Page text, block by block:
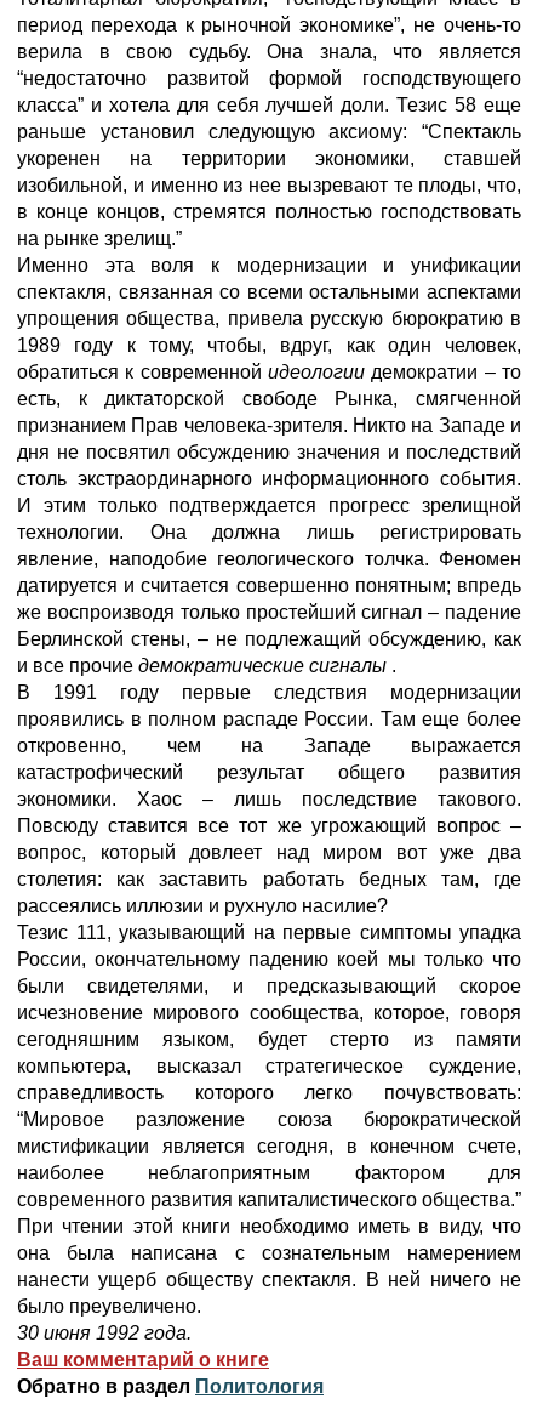
период перехода к рыночной экономике”, не очень-то
верила в свою судьбу. Она знала, что является
“недостаточно развитой формой господствующего
класса” и хотела для себя лучшей доли. Тезис 58 еще
раньше установил следующую аксиому: “Спектакль
укоренен на территории экономики, ставшей
изобильной, и именно из нее вызревают те плоды, что,
в конце концов, стремятся полностью господствовать
на рынке зрелищ.”
Именно эта воля к модернизации и унификации
спектакля, связанная со всеми остальными аспектами
упрощения общества, привела русскую бюрократию в
1989 году к тому, чтобы, вдруг, как один человек,
обратиться к современной идеологии демократии – то
есть, к диктаторской свободе Рынка, смягченной
признанием Прав человека-зрителя. Никто на Западе и
дня не посвятил обсуждению значения и последствий
столь экстраординарного информационного события.
И этим только подтверждается прогресс зрелищной
технологии. Она должна лишь регистрировать
явление, наподобие геологического толчка. Феномен
датируется и считается совершенно понятным; впредь
же воспроизводя только простейший сигнал – падение
Берлинской стены, – не подлежащий обсуждению, как
и все прочие демократические сигналы .
В 1991 году первые следствия модернизации
проявились в полном распаде России. Там еще более
откровенно, чем на Западе выражается
катастрофический результат общего развития
экономики. Хаос – лишь последствие такового.
Повсюду ставится все тот же угрожающий вопрос –
вопрос, который довлеет над миром вот уже два
столетия: как заставить работать бедных там, где
рассеялись иллюзии и рухнуло насилие?
Тезис 111, указывающий на первые симптомы упадка
России, окончательному падению коей мы только что
были свидетелями, и предсказывающий скорое
исчезновение мирового сообщества, которое, говоря
сегодняшним языком, будет стерто из памяти
компьютера, высказал стратегическое суждение,
справедливость которого легко почувствовать:
“Мировое разложение союза бюрократической
мистификации является сегодня, в конечном счете,
наиболее неблагоприятным фактором для
современного развития капиталистического общества.”
При чтении этой книги необходимо иметь в виду, что
она была написана с сознательным намерением
нанести ущерб обществу спектакля. В ней ничего не
было преувеличено.
30 июня 1992 года.
Ваш комментарий о книге
Обратно в раздел Политология